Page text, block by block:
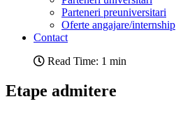
Parteneri preuniversitari
Oferte angajare/internship
Contact
Read Time: 1 min
Etape admitere